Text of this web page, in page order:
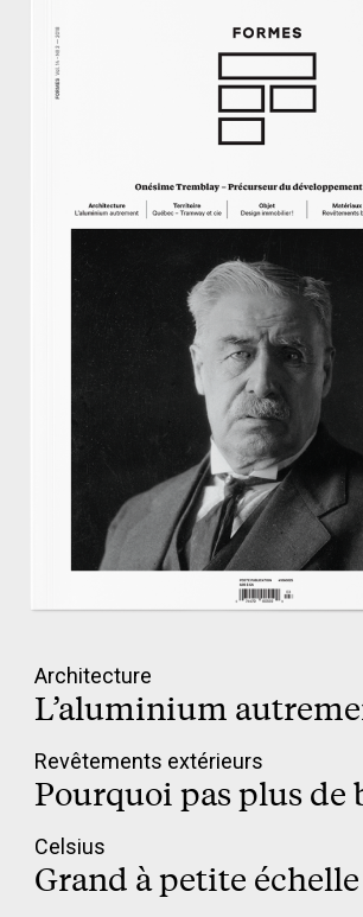
Nous joindre
Architecture
L’aluminium
Revêtements extérieurs
Pourquoi pas plus de
Celsius
Grand à petite échelle